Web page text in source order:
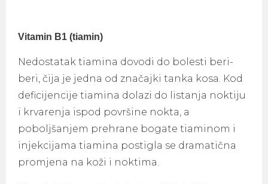
Vitamin B1 (tiamin)
Nedostatak tiamina dovodi do bolesti beri-
beri, čija je jedna od značajki tanka kosa. Kod
deficijencije tiamina dolazi do listanja noktiju
i krvarenja ispod površine nokta, a
poboljšanjem prehrane bogate tiaminom i
injekcijama tiamina postigla se dramatična
promjena na koži i noktima.